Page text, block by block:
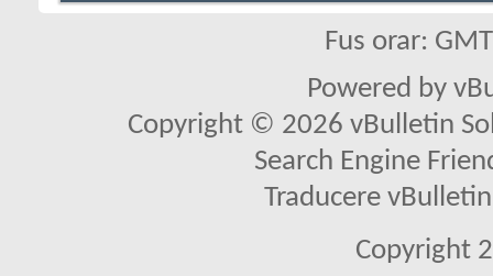
Fus orar:
Powered by
Copyright © 2026 vBulletin
Search Engine
Traducere
Copyright